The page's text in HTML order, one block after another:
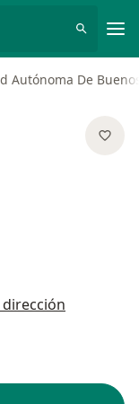
Autónoma De
dirección